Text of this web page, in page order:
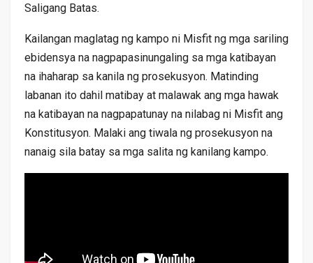
Saligang Batas.
Kailangan maglatag ng kampo ni Misfit ng mga sariling
ebidensya na nagpapasinungaling sa mga katibayan
na ihaharap sa kanila ng prosekusyon. Matinding
labanan ito dahil matibay at malawak ang mga hawak
na katibayan na nagpapatunay na nilabag ni Misfit ang
Konstitusyon. Malaki ang tiwala ng prosekusyon na
nanaig sila batay sa mga salita ng kanilang kampo.